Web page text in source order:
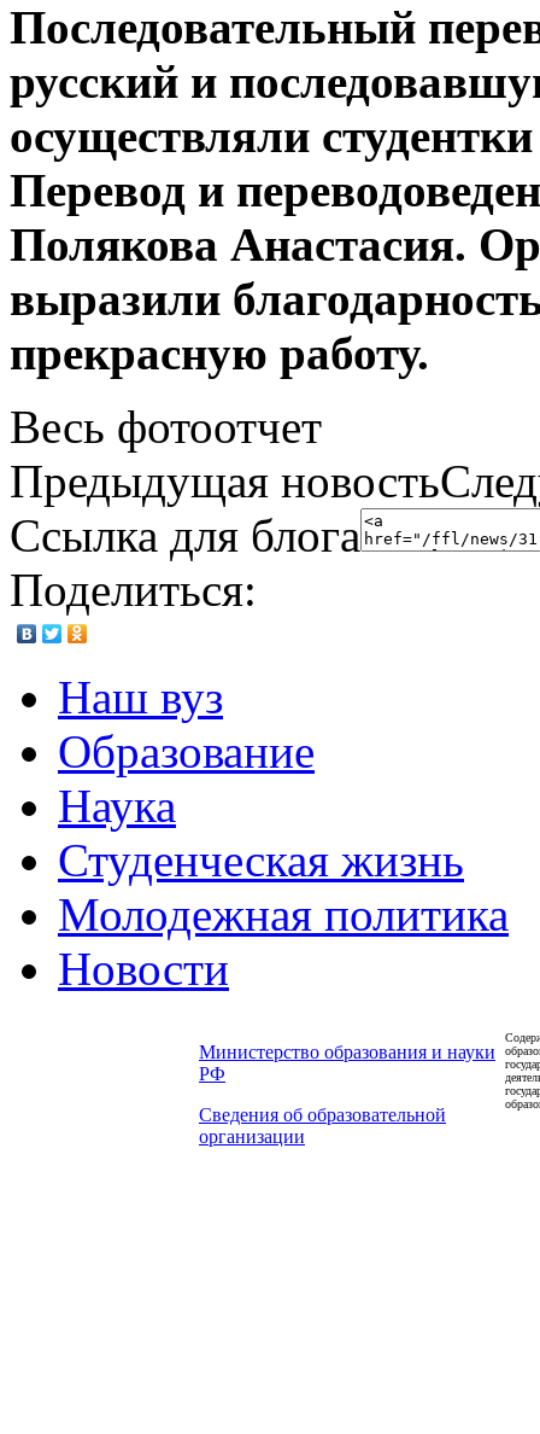
Последовательный
русский и
осуществляли
Перевод и
Полякова Анастасия.
выразили
прекрасную работу.
Весь фотоотчет
Предыдущая
Ссылка для блога
Поделиться:
Наш вуз
Образование
Наука
Студенческая жизнь
Молодежная политика
Новости
Министерство образования и науки
РФ
Сведения об образовательной
организации